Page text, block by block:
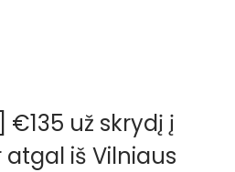
€135 už skrydį į
iš Vilniaus